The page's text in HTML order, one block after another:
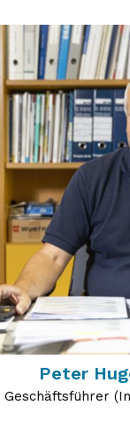
Peter
Geschäftsführer